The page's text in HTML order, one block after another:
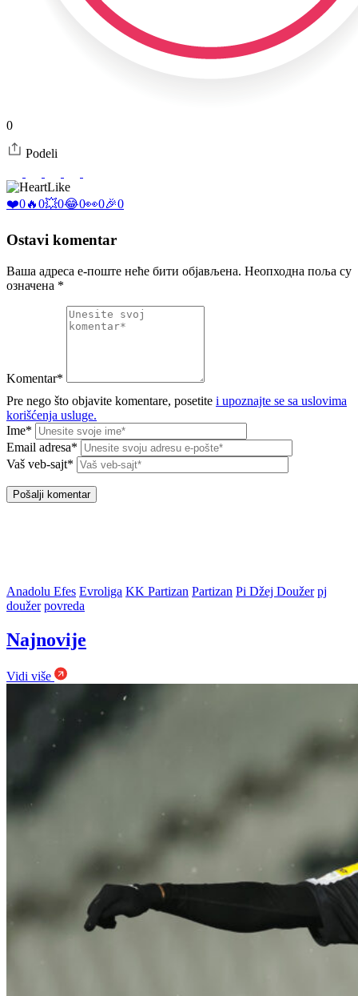
0
Podeli
Like
❤️0🔥0💥0😂0👀0🎉0
Ostavi komentar
Ваша адреса е-поште неће бити објављена. Неопходна поља су
означена *
Komentar*
Pre nego što objavite komentare, posetite i upoznajte se sa uslovima
korišćenja usluge.
Ime*
Email adresa*
Vaš veb-sajt*
Anadolu Efes Evroliga KK Partizan Partizan Pi Džej Doužer pj
doužer povreda
Najnovije
Vidi više